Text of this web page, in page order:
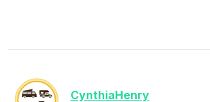
CynthiaHenry